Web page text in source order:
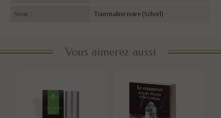
Nom : Tourmaline noire (Schorl)
Vous aimerez aussi